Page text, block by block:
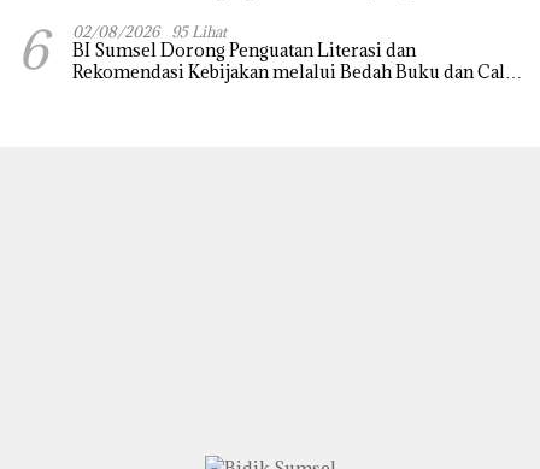
6 02/08/2026 95 Lihat
BI Sumsel Dorong Penguatan Literasi dan
Rekomendasi Kebijakan melalui Bedah Buku dan Call